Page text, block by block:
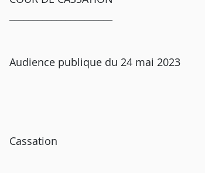
Audience publique du 24 mai 2023
Cassation